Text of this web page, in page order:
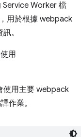
Service Worker 檔
用於根據 webpack
。
用
使用主要 webpack
作業。